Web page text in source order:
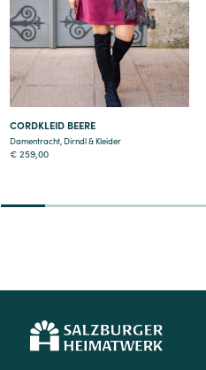
Details
CORDKLEID BEERE
Damentracht, Dirndl & Kleider
€ 259,00
2 3 4 5 6